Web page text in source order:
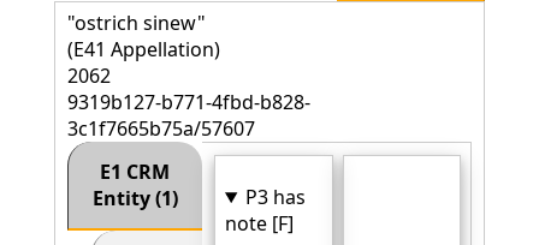
"ostrich sinew"
(E41 Appellation)
2062
9319b127-b771-4fbd-b828-
3c1f7665b75a/57607
E1 CRM
Entity (1)
P3 has
note [F]